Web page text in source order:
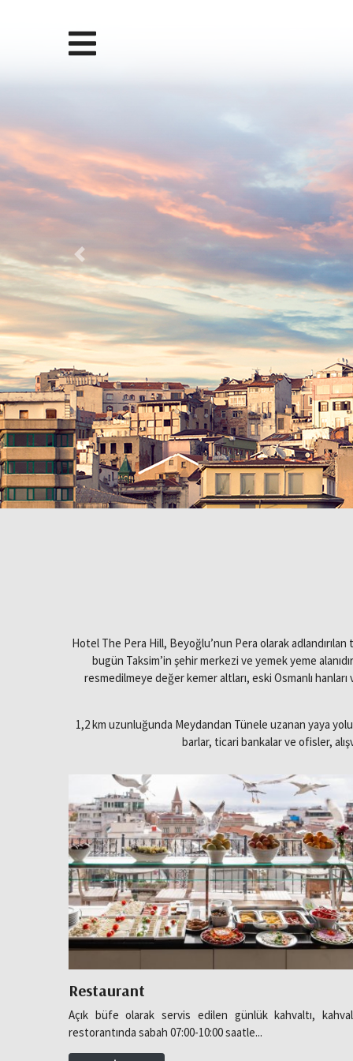
Anasayfa
Previous
Hotel The Pera Hill, Beyoğlu’nun Pera olarak adlandırılan
bugün Taksim’in şehir merkezi ve yemek yeme
resmedilmeye değer kemer altları, eski Osmanlı
1,2 km uzunluğunda Meydandan Tünele uzanan yaya
barlar, ticari bankalar ve ofisler,
Restaurant
Açık büfe olarak servis edilen günlük kahvaltı,
restorantında sabah 07:00-10:00 saatle...